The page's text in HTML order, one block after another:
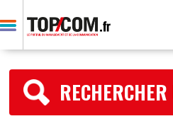
RECHERCHER